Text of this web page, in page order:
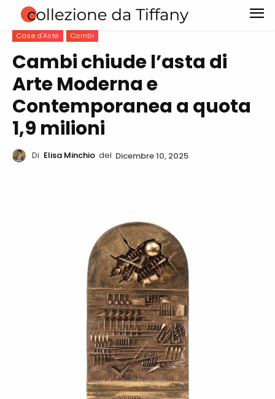
Case d'Aste Cambi
Cambi chiude l’asta di
Arte Moderna e
Contemporanea a quota
1,9 milioni
Di Elisa Minchio del Dicembre 10, 2025